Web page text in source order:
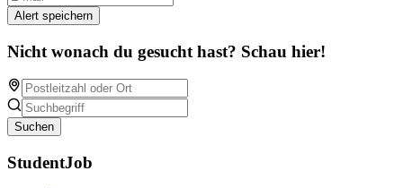
Alert speichern
Nicht wonach du gesucht hast? Schau hier!
Suchen
StudentJob